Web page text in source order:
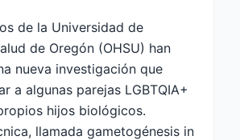
de la Universidad de
de Oregón (OHSU) han
nueva investigación que
a algunas parejas LGBTQIA+
hijos biológicos.
llamada gametogénesis in